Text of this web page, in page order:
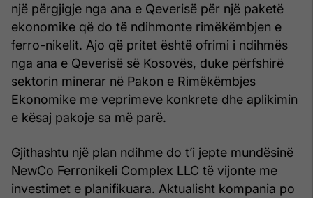
një përgjigje nga ana e Qeverisë për një paketë
ekonomike që do të ndihmonte rimëkëmbjen e
ferro-nikelit. Ajo që pritet është ofrimi i ndihmës
nga ana e Qeverisë së Kosovës, duke përfshirë
sektorin minerar në Pakon e Rimëkëmbjes
Ekonomike me veprimeve konkrete dhe aplikimin
e kësaj pakoje sa më parë.
Gjithashtu një plan ndihme do t’i jepte mundësinë
NewCo Ferronikeli Complex LLC të vijonte me
investimet e planifikuara. Aktualisht kompania po